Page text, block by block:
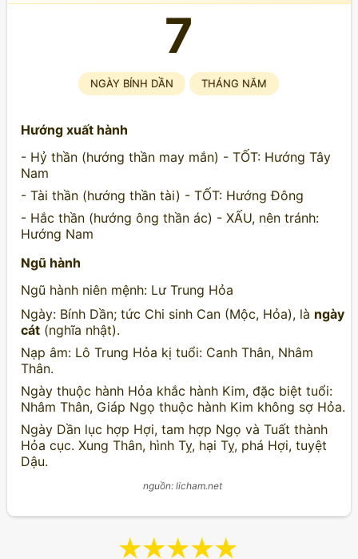
7
NGÀY BÍNH DẦN THÁNG NĂM
Hướng xuất hành
- Hỷ thần (hướng thần may mắn) - TỐT: Hướng Tây
Nam
- Tài thần (hướng thần tài) - TỐT: Hướng Đông
- Hắc thần (hướng ông thần ác) - XẤU, nên tránh:
Hướng Nam
Ngũ hành
Ngũ hành niên mệnh: Lư Trung Hỏa
Ngày: Bính Dần; tức Chi sinh Can (Mộc, Hỏa), là ngày
cát(nghĩa nhật).
Nạp âm: Lô Trung Hỏa kị tuổi: Canh Thân, Nhâm
Thân.
Ngày thuộc hành Hỏa khắc hành Kim, đặc biệt tuổi:
Nhâm Thân, Giáp Ngọ thuộc hành Kim không sợ Hỏa.
Ngày Dần lục hợp Hợi, tam hợp Ngọ và Tuất thành
Hỏa cục. Xung Thân, hình Tỵ, hại Tỵ, phá Hợi, tuyệt
Dậu.
nguồn: licham.net
★
★
★
★
★